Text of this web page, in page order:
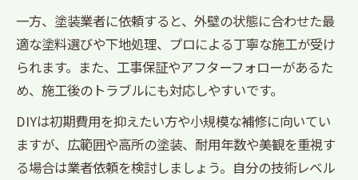
一方、塗装業者に依頼すると、外壁の状態に合わせた最
適な塗料選びや下地処理、プロによる丁寧な施工が受け
られます。また、工事保証やアフターフォローがあるた
め、施工後のトラブルにも対応しやすいです。
DIYは初期費用を抑えたい方や小規模な補修に向いてい
ますが、広範囲や高所の塗装、耐用年数や美観を重視す
る場合は業者依頼を検討しましょう。自分の技術レベル